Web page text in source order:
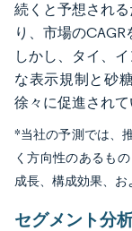
続くと予想され
り、市場のCAGR
しかし、タイ、
な表示規制と砂
徐々に促進されて
*当社の予測では、
く方向性のあるも
成長、構成効果、お
セグメント分